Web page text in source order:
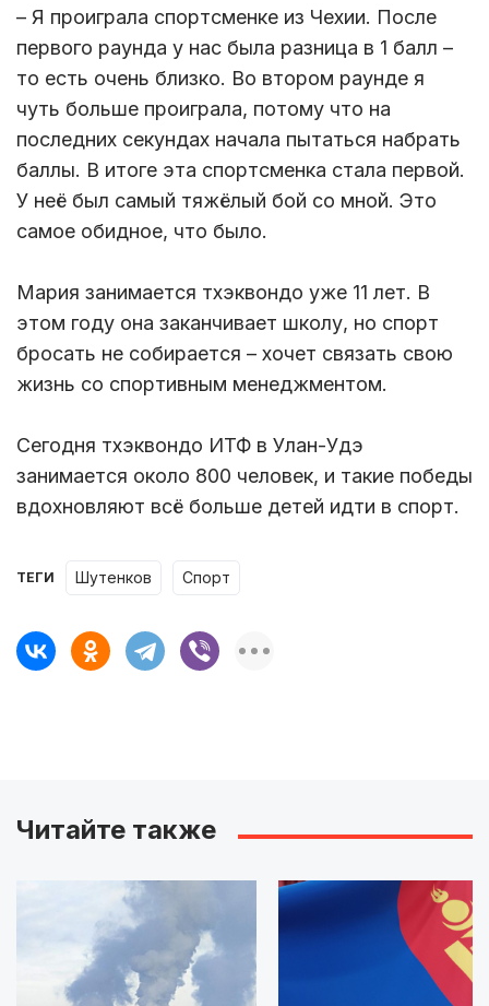
– Я проиграла спортсменке из Чехии. После
первого раунда у нас была разница в 1 балл –
то есть очень близко. Во втором раунде я
чуть больше проиграла, потому что на
последних секундах начала пытаться набрать
баллы. В итоге эта спортсменка стала первой.
У неё был самый тяжёлый бой со мной. Это
самое обидное, что было.
Мария занимается тхэквондо уже 11 лет. В
этом году она заканчивает школу, но спорт
бросать не собирается – хочет связать свою
жизнь со спортивным менеджментом.
Сегодня тхэквондо ИТФ в Улан-Удэ
занимается около 800 человек, и такие победы
вдохновляют всё больше детей идти в спорт.
ТЕГИ шутенков Спорт
Читайте также